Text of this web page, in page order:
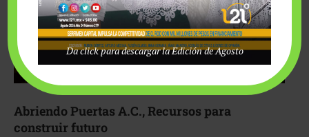
Abriendo Puertas A.C., Recursos para
construir futuro
Da click para descargar la Edición de Agosto